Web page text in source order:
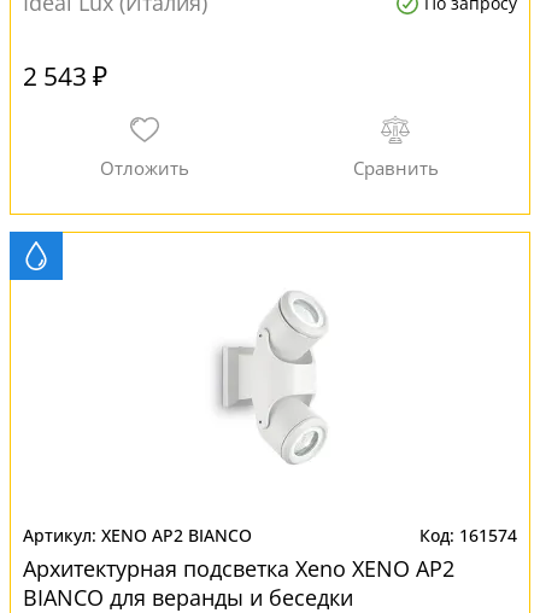
2 543 ₽
XENO AP2 BIANCO 161574
Архитектурная подсветка Xeno XENO AP2
BIANCO для веранды и беседки